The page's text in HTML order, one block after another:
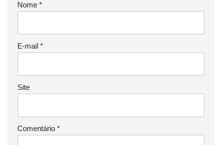
Nome *
E-mail *
Site
Comentário *